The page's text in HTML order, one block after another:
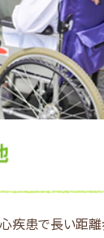
疾患で長い距離